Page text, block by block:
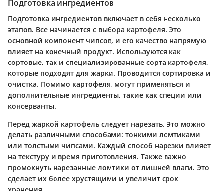
Подготовка ингредиентов
Подготовка ингредиентов включает в себя несколько
этапов. Все начинается с выбора картофеля. Это
основной компонент чипсов, и его качество напрямую
влияет на конечный продукт. Используются как
сортовые, так и специализированные сорта картофеля,
которые подходят для жарки. Проводится сортировка и
очистка. Помимо картофеля, могут применяться и
дополнительные ингредиенты, такие как специи или
консерванты.
Перед жаркой картофель следует нарезать. Это можно
делать различными способами: тонкими ломтиками
или толстыми чипсами. Каждый способ нарезки влияет
на текстуру и время приготовления. Также важно
промокнуть нарезанные ломтики от лишней влаги. Это
сделает их более хрустящими и увеличит срок